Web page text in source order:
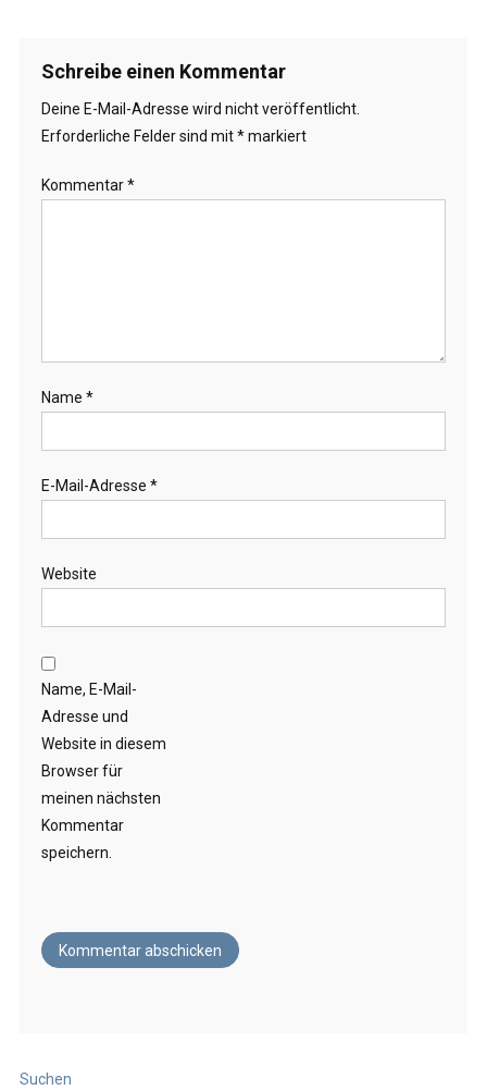
Schreibe einen Kommentar
Deine E-Mail-Adresse wird nicht veröffentlicht.
Erforderliche Felder sind mit*markiert
Kommentar*
Name *
E-Mail-Adresse *
Website
Name, E-Mail-
Adresse und
Website in diesem
Browser für
meinen nächsten
Kommentar
speichern.
Suchen